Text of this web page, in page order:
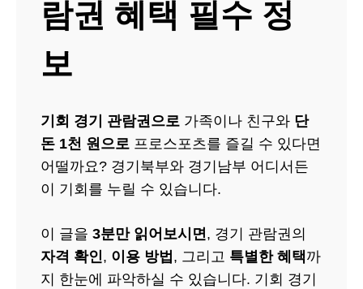
람권 혜택 필수 정
보
기회 경기 관람권으로 가족이나 친구와 단
돈 1천 원으로 프로스포츠를 즐길 수 있다면
어떨까요? 경기북부와 경기남부 어디서든
이 기회를 누릴 수 있습니다.
이 글을 3분만 읽어보시면, 경기 관람권의
자격 확인, 이용 방법 , 그리고 특별한 혜택까
지 한눈에 파악하실 수 있습니다. 기회 경기